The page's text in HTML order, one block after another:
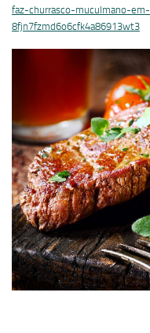
faz-churrasco-muculmano-
8fjn7fzmd6o6cfk4a86913wt3